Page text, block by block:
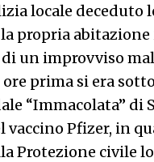
locale deceduto
propria
di un improvviso
ore prima si era
“Immacolata” di
vaccino Pfizer, in
Protezione civile